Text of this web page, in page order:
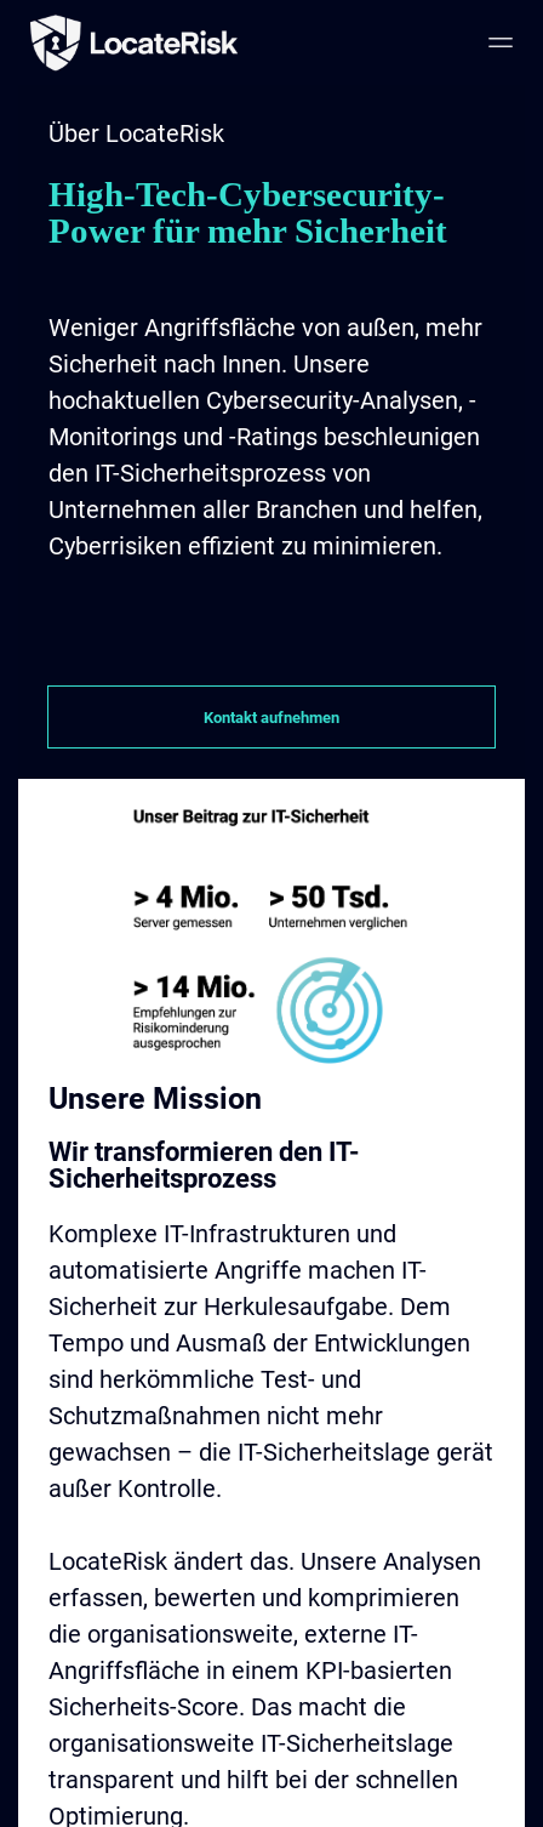
Über LocateRisk
High-Tech-Cybersecurity-
Power für mehr Sicherheit
Weniger Angriffsfläche von außen, mehr
Sicherheit nach Innen. Unsere
hochaktuellen Cybersecurity-Analysen, -
Monitorings und -Ratings beschleunigen
den IT-Sicherheitsprozess von
Unternehmen aller Branchen und helfen,
Cyberrisiken effizient zu minimieren.
Kontakt aufnehmen
Unsere Mission
Wir transformieren den IT-
Sicherheitsprozess
Komplexe IT-Infrastrukturen und
automatisierte Angriffe machen IT-
Sicherheit zur Herkulesaufgabe. Dem
Tempo und Ausmaß der Entwicklungen
sind herkömmliche Test- und
Schutzmaßnahmen nicht mehr
gewachsen – die IT-Sicherheitslage gerät
außer Kontrolle.
LocateRisk ändert das. Unsere Analysen
erfassen, bewerten und komprimieren
die organisationsweite, externe IT-
Angriffsfläche in einem KPI-basierten
Sicherheits-Score. Das macht die
organisationsweite IT-Sicherheitslage
transparent und hilft bei der schnellen
Optimierung.